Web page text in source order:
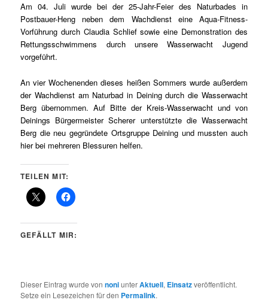
Am 04. Juli wurde bei der 25-Jahr-Feier des Naturbades in
Postbauer-Heng neben dem Wachdienst eine Aqua-Fitness-
Vorführung durch Claudia Schlief sowie eine Demonstration des
Rettungsschwimmens durch unsere Wasserwacht Jugend
vorgeführt.
An vier Wochenenden dieses heißen Sommers wurde außerdem
der Wachdienst am Naturbad in Deining durch die Wasserwacht
Berg übernommen. Auf Bitte der Kreis-Wasserwacht und von
Deinings Bürgermeister Scherer unterstützte die Wasserwacht
Berg die neu gegründete Ortsgruppe Deining und mussten auch
hier bei mehreren Blessuren helfen.
TEILEN MIT:
GEFÄLLT MIR:
Dieser Eintrag wurde vonnoniunterAktuell, Einsatzveröffentlicht.
Setze ein Lesezeichen für den Permalink.